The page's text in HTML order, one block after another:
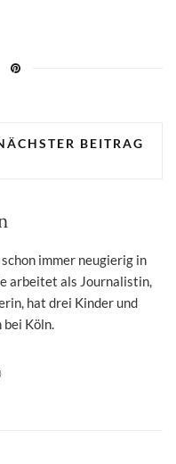
BEITRAG
immer neugierig in
arbeitet als Journalistin,
hat drei Kinder und
bei Köln.